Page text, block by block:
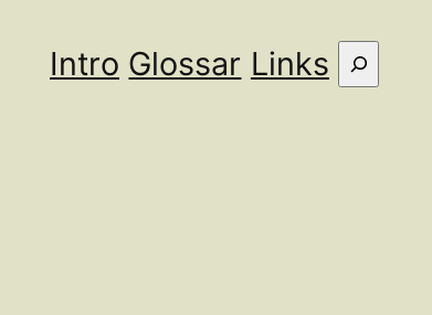
Intro Glossar Links